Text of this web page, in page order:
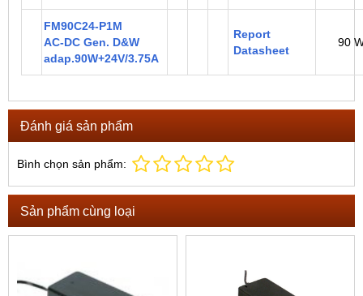
FM90C24-P1M
AC-DC Gen. D&W
adap.90W+24V/3.75A
Report
Datasheet
90
Đánh giá sản phẩm
Bình chọn sản phẩm:
Sản phẩm cùng loại